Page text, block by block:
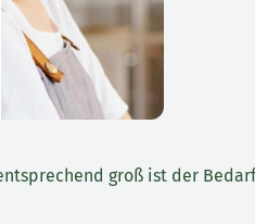
groß ist der